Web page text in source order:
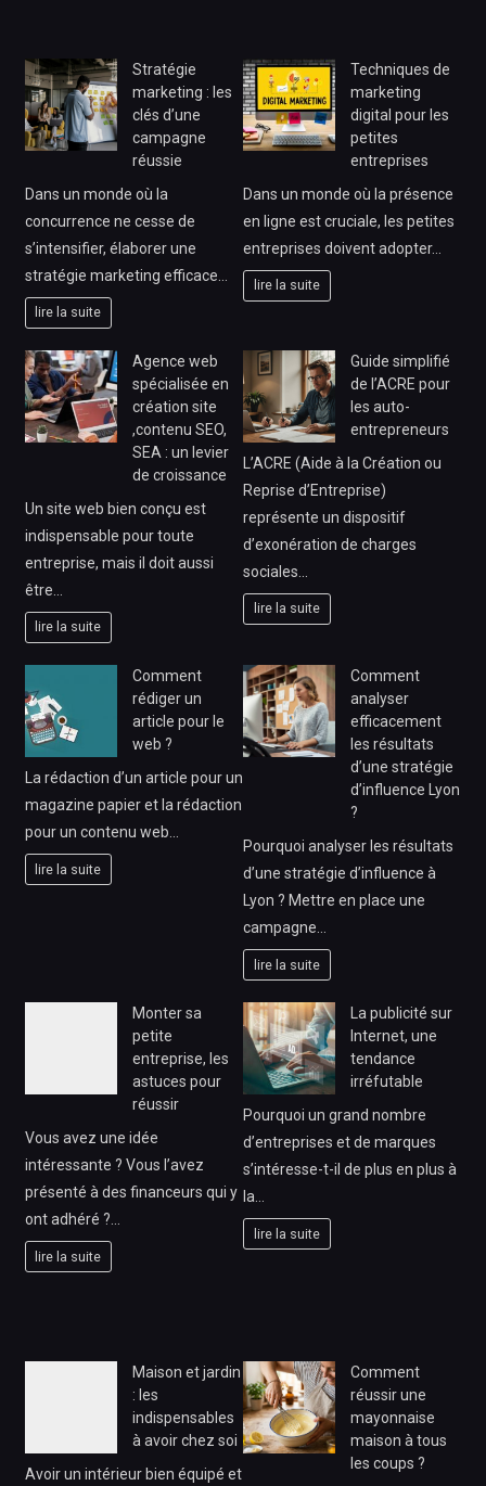
Stratégie
marketing : les
clés d’une
campagne
réussie
Dans un monde où la
concurrence ne cesse de
s’intensifier, élaborer une
stratégie marketing efficace…
lire la suite
Techniques de
marketing
digital pour les
petites
entreprises
Dans un monde où la présence
en ligne est cruciale, les petites
entreprises doivent adopter…
lire la suite
Agence web
spécialisée en
création site
,contenu SEO,
SEA : un levier
de croissance
Un site web bien conçu est
indispensable pour toute
entreprise, mais il doit aussi
être…
lire la suite
Guide simplifié
de l’ACRE pour
les auto-
entrepreneurs
L’ACRE (Aide à la Création ou
Reprise d’Entreprise)
représente un dispositif
d’exonération de charges
sociales…
lire la suite
Comment
rédiger un
article pour le
web ?
La rédaction d’un article pour un
magazine papier et la rédaction
pour un contenu web…
lire la suite
Comment
analyser
efficacement
les résultats
d’une stratégie
d’influence Lyon
?
Pourquoi analyser les résultats
d’une stratégie d’influence à
Lyon ? Mettre en place une
campagne…
lire la suite
Monter sa
petite
entreprise, les
astuces pour
réussir
Vous avez une idée
intéressante ? Vous l’avez
présenté à des financeurs qui y
ont adhéré ?…
lire la suite
La publicité sur
Internet, une
tendance
irréfutable
Pourquoi un grand nombre
d’entreprises et de marques
s’intéresse-t-il de plus en plus à
la…
lire la suite
Maison et jardin
: les
indispensables
à avoir chez soi
Avoir un intérieur bien équipé et
Comment
réussir une
mayonnaise
maison à tous
les coups ?